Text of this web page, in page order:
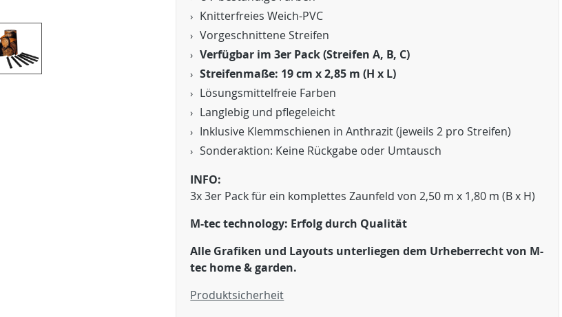
Knitterfreies Weich-PVC
Vorgeschnittene Streifen
Verfügbar im 3er Pack (Streifen A, B, C)
Streifenmaße: 19 cm x 2,85 m (H x L)
Lösungsmittelfreie Farben
Langlebig und pflegeleicht
Inklusive Klemmschienen in Anthrazit (jeweils 2 pro Streifen)
Sonderaktion: Keine Rückgabe oder Umtausch
INFO:
3x 3er Pack für ein komplettes Zaunfeld von 2,50 m x 1,80 m (B x H)
M-tec technology: Erfolg durch Qualität
Alle Grafiken und Layouts unterliegen dem Urheberrecht von M-
tec home & garden.
Produktsicherheit